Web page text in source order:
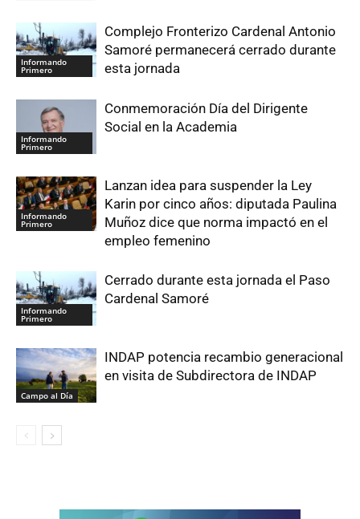
Informando
Primero
Complejo Fronterizo Cardenal Antonio
Samoré permanecerá cerrado durante
esta jornada
Informando
Primero
Conmemoración Día del Dirigente
Social en la Academia
Informando
Primero
Lanzan idea para suspender la Ley
Karin por cinco años: diputada Paulina
Muñoz dice que norma impactó en el
empleo femenino
Informando
Primero
Cerrado durante esta jornada el Paso
Cardenal Samoré
Campo al Día
INDAP potencia recambio generacional
en visita de Subdirectora de INDAP